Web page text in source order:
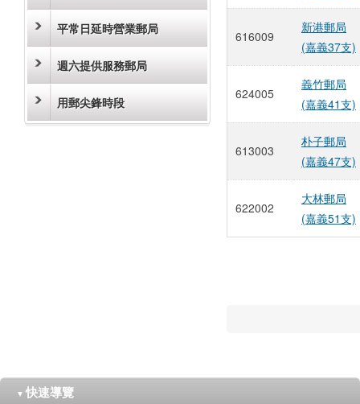
平常日延時營業郵局
週六提供服務郵局
用郵尖鋒時段
616009
新港郵局
(嘉義37支)
624005
義竹郵局
(嘉義41支)
613003
朴子郵局
(嘉義47支)
622002
大林郵局
(嘉義51支)
▼ 快速導覽